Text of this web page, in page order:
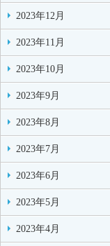
2023年12月
2023年11月
2023年10月
2023年9月
2023年8月
2023年7月
2023年6月
2023年5月
2023年4月